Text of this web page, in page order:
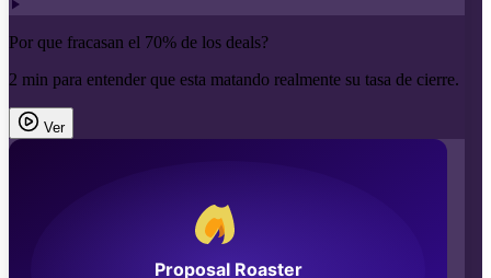
Por que fracasan el 70% de los deals?
2 min para entender que esta matando realmente su tasa de cierre.
Ver